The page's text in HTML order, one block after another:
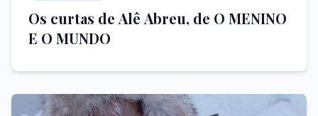
Os curtas de Alê Abreu, de O MENINO
E O MUNDO